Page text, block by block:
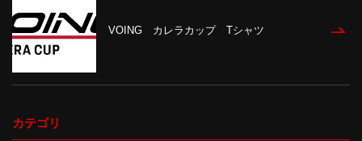
VOING カレラカップ Tシャツ
カテゴリ